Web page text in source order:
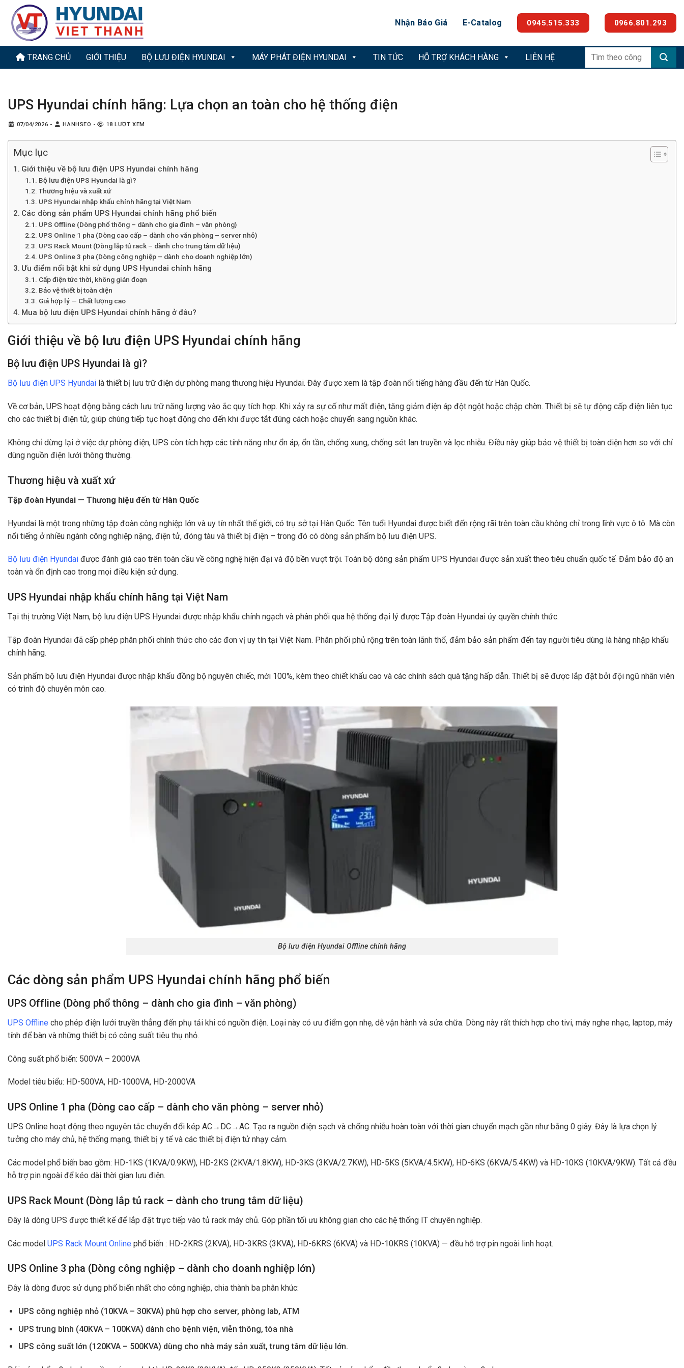
qua
dung
Nhận Báo Giá E-Catalog 0945.515.333 0966.801.293
TRANG CHỦ GIỚI THIỆU BỘ LƯU ĐIỆN HYUNDAI MÁY PHÁT ĐIỆN HYUNDAI TIN TỨC HỖ TRỢ KHÁCH HÀNG LIÊN HỆ
kiếm:
UPS Hyundai chính hãng: Lựa chọn an toàn cho hệ thống điện
07/04/2026 - HANHSEO - 18 LƯỢT XEM
Mục lục
Giới thiệu về bộ lưu điện UPS Hyundai chính hãng
Bộ lưu điện UPS Hyundai là gì?
Thương hiệu và xuất xứ
UPS Hyundai nhập khẩu chính hãng tại Việt Nam
Các dòng sản phẩm UPS Hyundai chính hãng phổ biến
UPS Offline (Dòng phổ thông – dành cho gia đình – văn phòng)
UPS Online 1 pha (Dòng cao cấp – dành cho văn phòng – server nhỏ)
UPS Rack Mount (Dòng lắp tủ rack – dành cho trung tâm dữ liệu)
UPS Online 3 pha (Dòng công nghiệp – dành cho doanh nghiệp lớn)
Ưu điểm nổi bật khi sử dụng UPS Hyundai chính hãng
Cấp điện tức thời, không gián đoạn
Bảo vệ thiết bị toàn diện
Giá hợp lý — Chất lượng cao
Mua bộ lưu điện UPS Hyundai chính hãng ở đâu?
Giới thiệu về bộ lưu điện UPS Hyundai chính hãng
Bộ lưu điện UPS Hyundai là gì?
Bộ lưu điện UPS Hyundai là thiết bị lưu trữ điện dự phòng mang thương hiệu Hyundai. Đây được xem là tập đoàn nổi tiếng hàng đầu đến từ Hàn Quốc.
Về cơ bản, UPS hoạt động bằng cách lưu trữ năng lượng vào ắc quy tích hợp. Khi xảy ra sự cố như mất điện, tăng giảm điện áp đột ngột hoặc chập chờn. Thiết bị sẽ tự động cấp điện liên tục
cho các thiết bị điện tử, giúp chúng tiếp tục hoạt động cho đến khi được tắt đúng cách hoặc chuyển sang nguồn khác.
Không chỉ dừng lại ở việc dự phòng điện, UPS còn tích hợp các tính năng như ổn áp, ổn tần, chống xung, chống sét lan truyền và lọc nhiễu. Điều này giúp bảo vệ thiết bị toàn diện hơn so với chỉ
dùng nguồn điện lưới thông thường.
Thương hiệu và xuất xứ
Tập đoàn Hyundai — Thương hiệu đến từ Hàn Quốc
Hyundai là một trong những tập đoàn công nghiệp lớn và uy tín nhất thế giới, có trụ sở tại Hàn Quốc. Tên tuổi Hyundai được biết đến rộng rãi trên toàn cầu không chỉ trong lĩnh vực ô tô. Mà còn
nổi tiếng ở nhiều ngành công nghiệp nặng, điện tử, đóng tàu và thiết bị điện – trong đó có dòng sản phẩm bộ lưu điện UPS.
Bộ lưu điện Hyundai được đánh giá cao trên toàn cầu về công nghệ hiện đại và độ bền vượt trội. Toàn bộ dòng sản phẩm UPS Hyundai được sản xuất theo tiêu chuẩn quốc tế. Đảm bảo độ an
toàn và ổn định cao trong mọi điều kiện sử dụng.
UPS Hyundai nhập khẩu chính hãng tại Việt Nam
Tại thị trường Việt Nam, bộ lưu điện UPS Hyundai được nhập khẩu chính ngạch và phân phối qua hệ thống đại lý được Tập đoàn Hyundai ủy quyền chính thức.
Tập đoàn Hyundai đã cấp phép phân phối chính thức cho các đơn vị uy tín tại Việt Nam. Phân phối phủ rộng trên toàn lãnh thổ, đảm bảo sản phẩm đến tay người tiêu dùng là hàng nhập khẩu
chính hãng.
Sản phẩm bộ lưu điện Hyundai được nhập khẩu đồng bộ nguyên chiếc, mới 100%, kèm theo chiết khấu cao và các chính sách quà tặng hấp dẫn. Thiết bị sẽ được lắp đặt bởi đội ngũ nhân viên
có trình độ chuyên môn cao.
Bộ lưu điện Hyundai Offline chính hãng
Các dòng sản phẩm UPS Hyundai chính hãng phổ biến
UPS Offline (Dòng phổ thông – dành cho gia đình – văn phòng)
UPS Offline cho phép điện lưới truyền thẳng đến phụ tải khi có nguồn điện. Loại này có ưu điểm gọn nhẹ, dễ vận hành và sửa chữa. Dòng này rất thích hợp cho tivi, máy nghe nhạc, laptop, máy
tính để bàn và những thiết bị có công suất tiêu thụ nhỏ.
Công suất phổ biến: 500VA – 2000VA
Model tiêu biểu: HD-500VA, HD-1000VA, HD-2000VA
UPS Online 1 pha (Dòng cao cấp – dành cho văn phòng – server nhỏ)
UPS Online hoạt động theo nguyên tắc chuyển đổi kép AC→DC→AC. Tạo ra nguồn điện sạch và chống nhiễu hoàn toàn với thời gian chuyển mạch gần như bằng 0 giây. Đây là lựa chọn lý
tưởng cho máy chủ, hệ thống mạng, thiết bị y tế và các thiết bị điện tử nhạy cảm.
Các model phổ biến bao gồm: HD-1KS (1KVA/0.9KW), HD-2KS (2KVA/1.8KW), HD-3KS (3KVA/2.7KW), HD-5KS (5KVA/4.5KW), HD-6KS (6KVA/5.4KW) và HD-10KS (10KVA/9KW). Tất cả đều
hỗ trợ pin ngoài để kéo dài thời gian lưu điện.
UPS Rack Mount (Dòng lắp tủ rack – dành cho trung tâm dữ liệu)
Đây là dòng UPS được thiết kế để lắp đặt trực tiếp vào tủ rack máy chủ. Góp phần tối ưu không gian cho các hệ thống IT chuyên nghiệp.
Các model UPS Rack Mount Online phổ biến : HD-2KRS (2KVA), HD-3KRS (3KVA), HD-6KRS (6KVA) và HD-10KRS (10KVA) — đều hỗ trợ pin ngoài linh hoạt.
UPS Online 3 pha (Dòng công nghiệp – dành cho doanh nghiệp lớn)
Đây là dòng được sử dụng phổ biến nhất cho công nghiệp, chia thành ba phân khúc:
UPS công nghiệp nhỏ (10KVA – 30KVA) phù hợp cho server, phòng lab, ATM
UPS trung bình (40KVA – 100KVA) dành cho bệnh viện, viễn thông, tòa nhà
UPS công suất lớn (120KVA – 500KVA) dùng cho nhà máy sản xuất, trung tâm dữ liệu lớn.